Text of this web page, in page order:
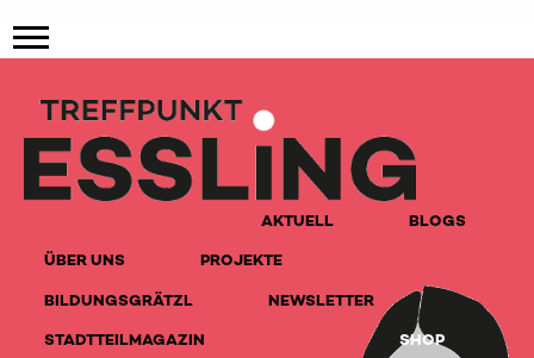
AKTUELL
BLOGS
ÜBER UNS
PROJEKTE
BILDUNGSGRÄTZL
NEWSLETTER
STADTTEILMAGAZIN
SHOP